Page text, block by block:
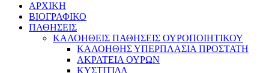
ΑΡΧΙΚΗ
ΒΙΟΓΡΑΦΙΚΟ
ΠΑΘΗΣΕΙΣ
ΚΑΛΟΗΘΕΙΣ ΠΑΘΗΣΕΙΣ ΟΥΡΟΠΟΙΗΤΙΚΟΥ
ΚΑΛΟΗΘΗΣ ΥΠΕΡΠΛΑΣΙΑ ΠΡΟΣΤΑΤΗ
ΑΚΡΑΤΕΙΑ ΟΥΡΩΝ
ΚΥΣΤΙΤΙΔΑ